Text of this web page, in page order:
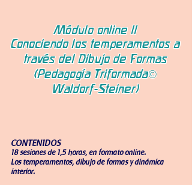
Módulo online II
Conociendo los temperamentos a
través del Dibujo de Formas
(Pedagogía Triformada©
Waldorf-Steiner)
CONTENIDOS
18 sesiones de 1,5 horas, en formato online.
Los temperamentos, dibujo de formas y dinámica
interior.